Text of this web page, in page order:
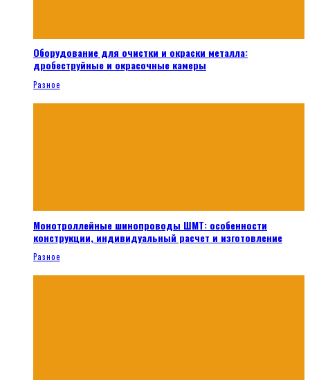
Оборудование для очистки и окраски металла:
дробеструйные и окрасочные камеры
Разное
Монотроллейные шинопроводы ШМТ: особенности
конструкции, индивидуальный расчет и изготовление
Разное